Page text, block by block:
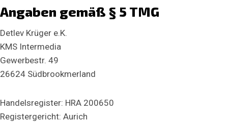
Angaben gemäß § 5 TMG
Detlev Krüger e.K.
KMS Intermedia
Gewerbestr. 49
26624 Südbrookmerland
Handelsregister: HRA 200650
Registergericht: Aurich